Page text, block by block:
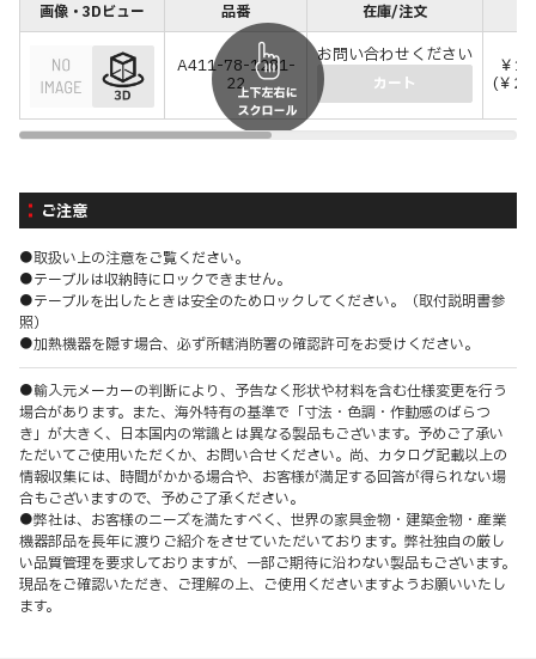
画像・3Dビュー 品番 在庫/注文
A411-78-1281-
22
お問い合わせください
カート
￥
(￥
ご注意
●取扱い上の注意をご覧ください。
●テーブルは収納時にロックできません。
●テーブルを出したときは安全のためロックしてください。（取付説明書参
照）
●加熱機器を隠す場合、必ず所轄消防署の確認許可をお受けください。
●輸入元メーカーの判断により、予告なく形状や材料を含む仕様変更を行う
場合があります。また、海外特有の基準で「寸法・色調・作動感のばらつ
き」が大きく、日本国内の常識とは異なる製品もございます。予めご了承い
ただいてご使用いただくか、お問い合せください。尚、カタログ記載以上の
情報収集には、時間がかかる場合や、お客様が満足する回答が得られない場
合もございますので、予めご了承ください。
●弊社は、お客様のニーズを満たすべく、世界の家具金物・建築金物・産業
機器部品を長年に渡りご紹介をさせていただいております。弊社独自の厳し
い品質管理を要求しておりますが、一部ご期待に沿わない製品もございます。
現品をご確認いただき、ご理解の上、ご使用くださいますようお願いいたし
ます。